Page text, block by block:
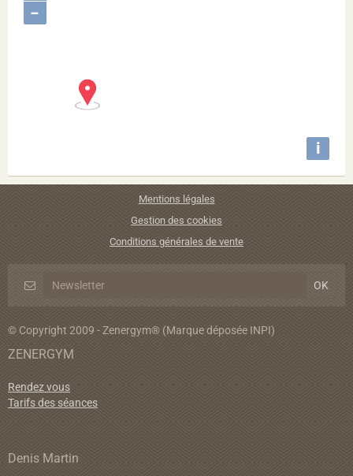
−
i
Mentions légales
Gestion des cookies
Conditions générales de vente
© Copyright 2009 - Zenergym® (Marque déposée INPI)
ZENERGYM
Rendez vous
Tarifs des séances
Denis Martin